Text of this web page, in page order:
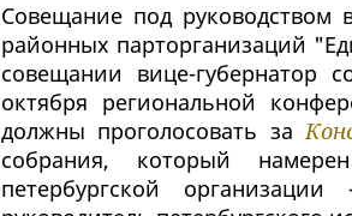
Совещание под руководством
районных парторганизаций
совещании вице-губернатор
октября региональной
должны проголосовать за
собрания, который
петербургской